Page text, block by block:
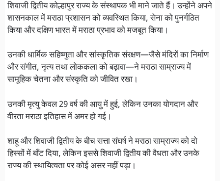
शिवाजी द्वितीय कोल्हापुर राज्य के संस्थापक भी माने जाते हैं। उन्होंने अपने
शासनकाल में मराठा प्रशासन को व्यवस्थित किया, सेना को पुनर्गठित
किया और दक्षिण भारत में मराठा प्रभाव को मजबूत किया।
उनकी धार्मिक सहिष्णुता और सांस्कृतिक संरक्षण—जैसे मंदिरों का निर्माण
और संगीत, नृत्य तथा लोककला को बढ़ावा—ने मराठा साम्राज्य में
सामूहिक चेतना और संस्कृति को जीवित रखा।
उनकी मृत्यु केवल 29 वर्ष की आयु में हुई, लेकिन उनका योगदान और
वीरता मराठा इतिहास में अमर हो गई।
शाहू और शिवाजी द्वितीय के बीच सत्ता संघर्ष ने मराठा साम्राज्य को दो
हिस्सों में बाँट दिया, लेकिन इससे शिवाजी द्वितीय की वैधता और उनके
राज्य की स्थायित्वता पर कोई असर नहीं पड़ा।